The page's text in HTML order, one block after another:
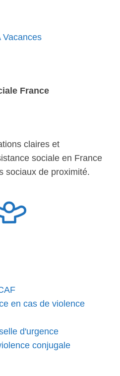
Vacances
France
claires et
sociale en France
sociaux de proximité.
en cas de violence
d'urgence
conjugale